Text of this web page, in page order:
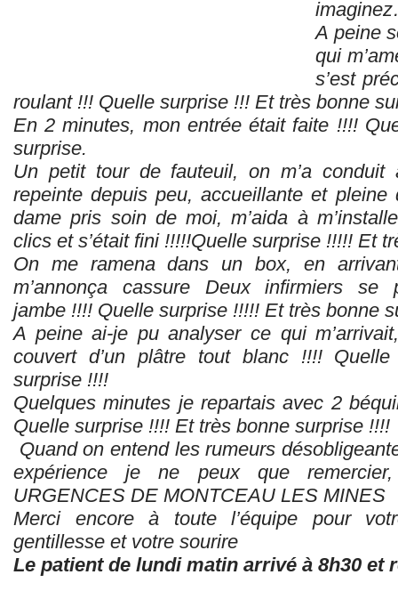
A peine
qui
s’est
roulant !!! Quelle surprise !!! Et très bonne
En 2 minutes, mon entrée était faite !!!!
surprise.
Un petit tour de fauteuil, on m’a
repeinte depuis peu, accueillante et pleine
dame pris soin de moi, m’aida à
clics et s’était fini !!!!!Quelle surprise !!!!! Et
On me ramena dans un box, en
m’annonça cassure Deux infirmiers se
jambe !!!! Quelle surprise !!!!! Et très bonne
A peine ai-je pu analyser ce qui
couvert d’un plâtre tout blanc !!!!
surprise !!!!
Quelques minutes je repartais avec 2
Quelle surprise !!!! Et très bonne surprise !!!!
Quand on entend les rumeurs
expérience je ne peux que
URGENCES DE MONTCEAU LES MINES
Merci encore à toute l’équipe pour
gentillesse et votre sourire
Le patient de lundi matin arrivé à 8h30 et